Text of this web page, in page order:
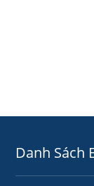
Danh Sách